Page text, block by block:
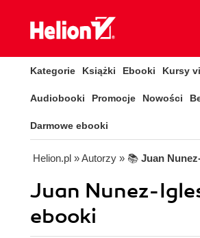
Kategorie Książki Ebooki Kursy
Audiobooki Promocje Nowości
Darmowe ebooki
Helion.pl » Autorzy » 📚 Juan
Juan Nunez-
ebooki